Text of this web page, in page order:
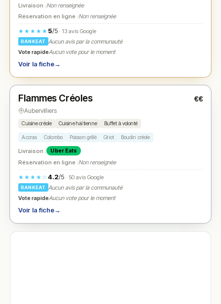
Livraison :Non renseignée
Réservation en ligne :Non renseignée
★★★★★ 5/5· 13 avis Google
RANKEAT
Aucun avis par la communauté
Vote rapideAucun vote pour le moment
Voir la fiche→
★ N° 2
Flammes Créoles €€
Aubervilliers
Cuisine créole Cuisine haïtienne Buffet à volonté
Accras Colombo Poisson grillé Griot Boudin créole
Livraison : Uber Eats
Réservation en ligne :Non renseignée
★★★★☆4.2/5· 50 avis Google
RANKEAT
Aucun avis par la communauté
Vote rapideAucun vote pour le moment
Voir la fiche→